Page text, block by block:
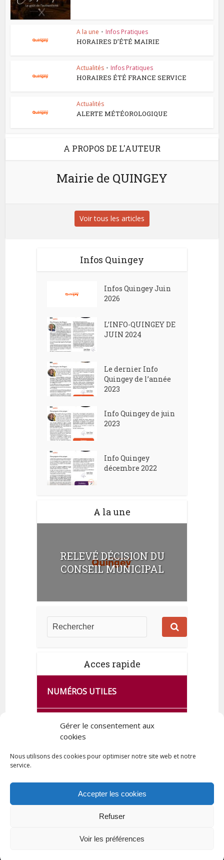
Gérer le consentement aux
cookies
Nous utilisons des cookies pour optimiser notre site web et notre
service.
Accepter les cookies
Refuser
Voir les préférences
A la une • Infos Pratiques
HORAIRES D’ÉTÉ MAIRIE
Actualités • Infos Pratiques
HORAIRES ÉTÉ FRANCE SERVICE
Actualités
ALERTE MÉTÉOROLOGIQUE
A PROPOS DE L'AUTEUR
Mairie de QUINGEY
Voir tous les articles
Infos Quingey
Infos Quingey Juin
2026
L’INFO-QUINGEY DE
JUIN 2024
Le dernier Info
Quingey de l’année
2023
Info Quingey de juin
2023
Info Quingey
décembre 2022
A la une
RELEVÉ DÉCISION DU
CONSEIL MUNICIPAL
Acces rapide
NUMÉROS UTILES
CA SE PASSE À FRANCE SERVICES
DE QUINGEY
Tous droits réservés © 2023 Commune de Quingey / Création -